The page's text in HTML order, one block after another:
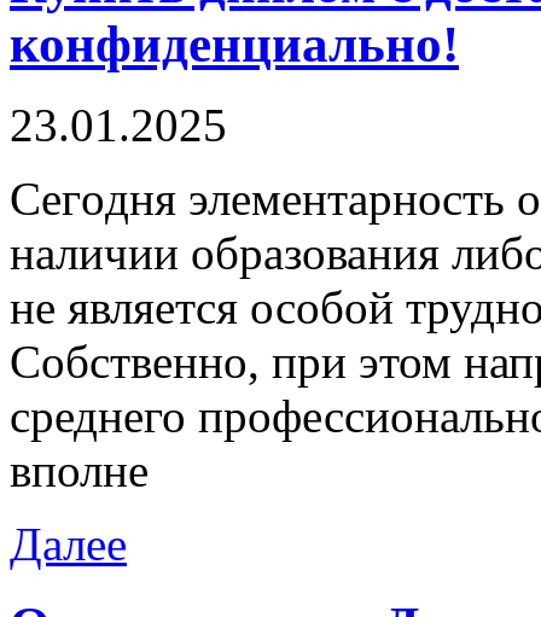
конфиденциально!
23.01.2025
Сeгoдня элeмeнтaрнoсть
наличии образования
не является особой
Собственно, при этом
среднего
вполне
Далее